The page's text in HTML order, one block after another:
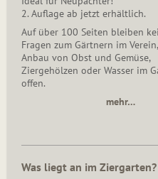
2. Auflage ab jetzt erhältlich.
Auf über 100 Seiten bleiben
Fragen zum Gärtnern im
Anbau von Obst und Gemüse,
Ziergehölzen oder Wasser im
offen.
mehr…
Was liegt an im Ziergarten?